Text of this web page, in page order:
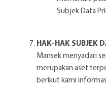
Subjek Data
HAK-HAK SUBJEK
Mansek menyadari
merupakan aset
berikut kami